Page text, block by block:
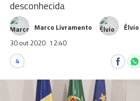
desconhecida
Marco Livramento
30 out 2020 12:40
4